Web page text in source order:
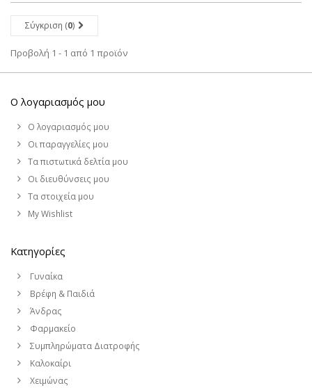
Σύγκριση (0)
Προβολή 1 - 1 από 1 προϊόν
Ο λογαριασμός μου
Ο λογαριασμός μου
Οι παραγγελίες μου
Τα πιστωτικά δελτία μου
Οι διευθύνσεις μου
Τα στοιχεία μου
My Wishlist
Κατηγορίες
Γυναίκα
Βρέφη & Παιδιά
Άνδρας
Φαρμακείο
Συμπληρώματα Διατροφής
Καλοκαίρι
Χειμώνας